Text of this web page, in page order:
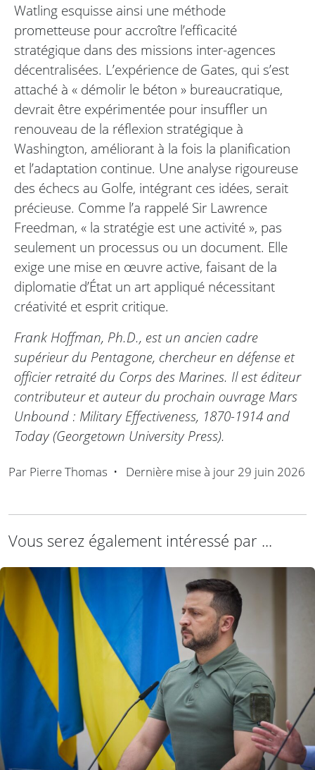
Watling esquisse ainsi une méthode
prometteuse pour accroître l’efficacité
stratégique dans des missions inter-agences
décentralisées. L’expérience de Gates, qui s’est
attaché à « démolir le béton » bureaucratique,
devrait être expérimentée pour insuffler un
renouveau de la réflexion stratégique à
Washington, améliorant à la fois la planification
et l’adaptation continue. Une analyse rigoureuse
des échecs au Golfe, intégrant ces idées, serait
précieuse. Comme l’a rappelé Sir Lawrence
Freedman, « la stratégie est une activité », pas
seulement un processus ou un document. Elle
exige une mise en œuvre active, faisant de la
diplomatie d’État un art appliqué nécessitant
créativité et esprit critique.
Frank Hoffman, Ph.D., est un ancien cadre
supérieur du Pentagone, chercheur en défense et
officier retraité du Corps des Marines. Il est éditeur
contributeur et auteur du prochain ouvrage Mars
Unbound : Military Effectiveness, 1870-1914 and
Today(Georgetown University Press).
Par Pierre Thomas • Dernière mise à jour 29 juin 2026
Vous serez également intéressé par ...